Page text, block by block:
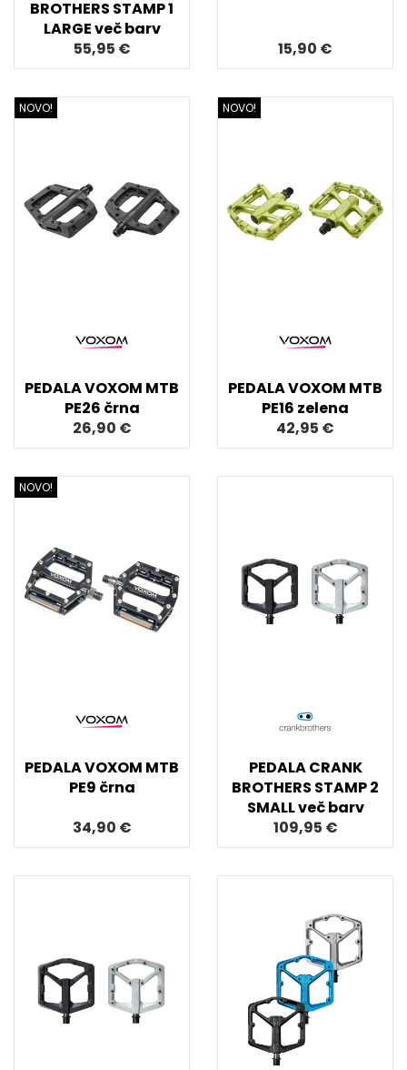
BROTHERS STAMP 1
LARGE več barv
55,95 €
15,90 €
NOVO!
PEDALA VOXOM MTB
PE26 črna
26,90 €
NOVO!
PEDALA VOXOM MTB
PE16 zelena
42,95 €
NOVO!
PEDALA VOXOM MTB
PE9 črna
34,90 €
PEDALA CRANK
BROTHERS STAMP 2
SMALL več barv
109,95 €